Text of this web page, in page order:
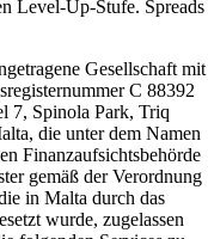
Level-Up-Stufe. Spreads
Gesellschaft mit
C 88392
7, Spinola Park, Triq
die unter dem Namen
Finanzaufsichtsbehörde
gemäß der Verordnung
in Malta durch das
wurde, zugelassen